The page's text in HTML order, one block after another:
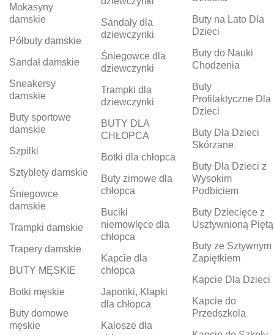
Mokasyny
damskie
Półbuty damskie
Sandał damskie
Sneakersy
damskie
Buty sportowe
damskie
Szpilki
Sztyblety damskie
Śniegowce
damskie
Trampki damskie
Trapery damskie
BUTY MĘSKIE
Botki męskie
Buty domowe
męskie
Sandały dla
dziewczynki
Śniegowce dla
dziewczynki
Trampki dla
dziewczynki
BUTY DLA
CHŁOPCA
Botki dla chłopca
Buty zimowe dla
chłopca
Buciki
niemowlęce dla
chłopca
Kapcie dla
chłopca
Japonki, Klapki
dla chłopca
Kalosze dla
Buty na Lato Dla
Dzieci
Buty do Nauki
Chodzenia
Buty
Profilaktyczne Dla
Dzieci
Buty Dla Dzieci
Skórzane
Buty Dla Dzieci z
Wysokim
Podbiciem
Buty Dziecięce z
Usztywnioną Piętą
Buty ze Sztywnym
Zapiętkiem
Kapcie Dla Dzieci
Kapcie do
Przedszkola